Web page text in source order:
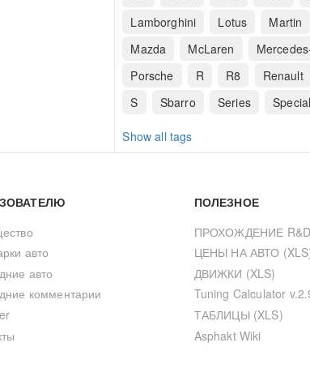
Lamborghini
Lotus Martin
Mazda
McLaren
Porsche
R R8 Renault
S
Sbarro Series Special
Show all tags
авто
авто
комментарии
ПОЛЕЗНОЕ
ПРОХОЖДЕНИЕ R&D
ЦЕНЫ НА АВТО
ДВИЖКИ (XLS)
Tuning Calculator
ТАБЛИЦЫ (XLS)
Asphakt Wiki